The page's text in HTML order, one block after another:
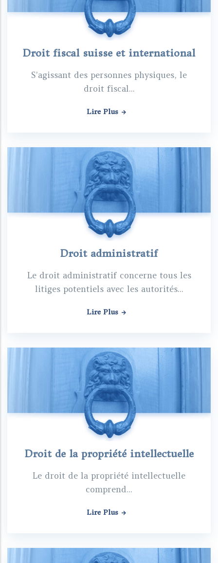
Droit fiscal suisse et international
S’agissant des personnes physiques, le
droit fiscal...
Lire Plus
Droit administratif
Le droit administratif concerne tous les
litiges potentiels avec les autorités...
Lire Plus
Droit de la propriété intellectuelle
Le droit de la propriété intellectuelle
comprend...
Lire Plus